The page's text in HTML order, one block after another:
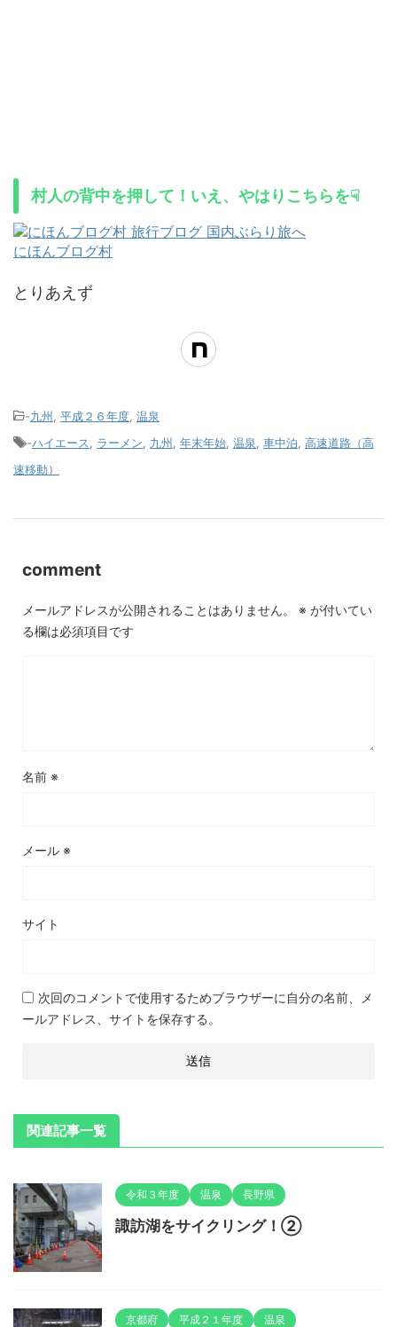
村人の背中を押して！いえ、やはりこちらを☟
にほんブログ村
とりあえず
-九州 平成２６年度 温泉
-ハイエース ラーメン 九州 年末年始 温泉 車中泊 高速道路（高
速移動）
comment
メールアドレスが公開されることはありません。 ※ が付いてい
る欄は必須項目です
名前 ※
メール ※
サイト
次回のコメントで使用するためブラウザーに自分の名前、メ
ールアドレス、サイトを保存する。
関連記事一覧
令和３年度 温泉 長野県
諏訪湖をサイクリング！②
京都府 平成２１年度 温泉